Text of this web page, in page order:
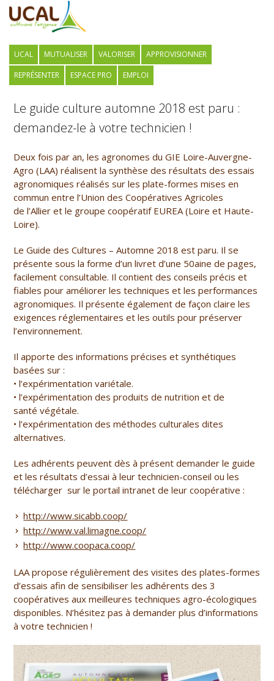
UCAL MUTUALISER VALORISER
APPROVISIONNER
REPRÉSENTER
ESPACE PRO EMPLOI
Le guide culture automne 2018 est paru :
demandez-le à votre technicien !
Deux fois par an, les agronomes du GIE Loire-Auvergne-
Agro (LAA) réalisent la synthèse des résultats des essais
agronomiques réalisés sur les plate-formes mises en
commun entre l’Union des Coopératives Agricoles
de l’Allier et le groupe coopératif EUREA (Loire et Haute-
Loire).
Le Guide des Cultures – Automne 2018 est paru. Il se
présente sous la forme d’un livret d’une 50aine de pages,
facilement consultable. Il contient des conseils précis et
fiables pour améliorer les techniques et les performances
agronomiques. Il présente également de façon claire les
exigences réglementaires et les outils pour préserver
l’environnement.
Il apporte des informations précises et synthétiques
basées sur :
• l’expérimentation variétale.
• l’expérimentation des produits de nutrition et de
santé végétale.
• l’expérimentation des méthodes culturales dites
alternatives.
Les adhérents peuvent dès à présent demander le guide
et les résultats d’essai à leur technicien-conseil ou les
télécharger sur le portail intranet de leur coopérative :
http://www.sicabb.coop/
http://www.val.limagne.coop/
http://www.coopaca.coop/
LAA propose régulièrement des visites des plates-formes
d’essais afin de sensibiliser les adhérents des 3
coopératives aux meilleures techniques agro-écologiques
disponibles. N’hésitez pas à demander plus d’informations
à votre technicien !